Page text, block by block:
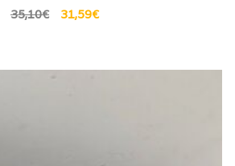
35,10€ 31,59€